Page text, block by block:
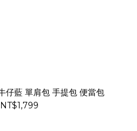
LEE 英倫風 焦糖牛仔藍 單肩包 手提包 便當包
NT$1,799